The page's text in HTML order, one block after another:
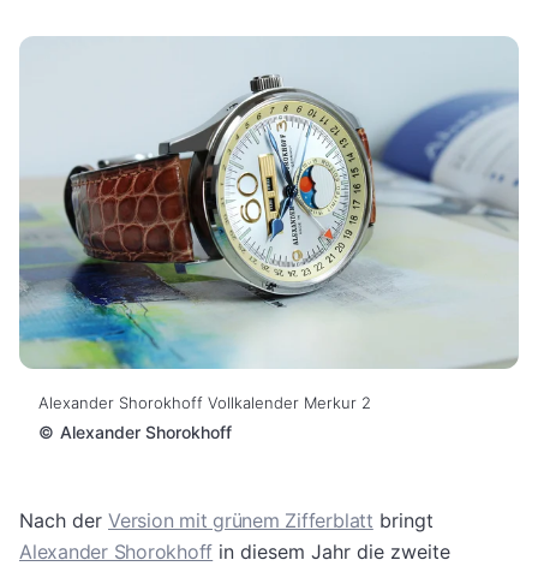
Alexander Shorokhoff Vollkalender Merkur 2
© Alexander Shorokhoff
Nach der Version mit grünem Zifferblatt bringt
Alexander Shorokhoff in diesem Jahr die zweite